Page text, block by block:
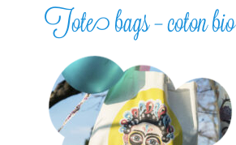
Tote bags – coton bio